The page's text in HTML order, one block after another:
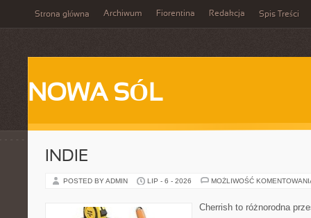
Strona główna Archiwum Fiorentina Redakcja Spis Treści
NOWA SÓL
INDIE
POSTED BY ADMIN LIP - 6 - 2026 MOŻLIWOŚĆ
Cherrish to różnorodna